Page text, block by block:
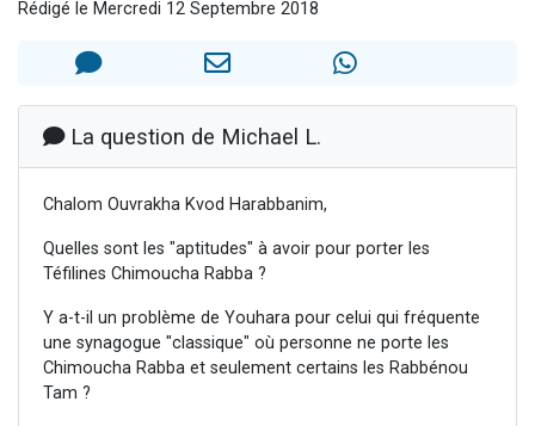
3 personnes viennent de faire un don pour 5 jours de vacances aux Orphelins
3 personnes viennent de nous rejoindre sur WhatsApp
Rédigé le Mercredi 12 Septembre 2018
La question de Michael L.
Chalom Ouvrakha Kvod Harabbanim,
Quelles sont les "aptitudes" à avoir pour porter les
Téfilines Chimoucha Rabba ?
Y a-t-il un problème de Youhara pour celui qui fréquente
une synagogue "classique" où personne ne porte les
Chimoucha Rabba et seulement certains les Rabbénou
Tam ?